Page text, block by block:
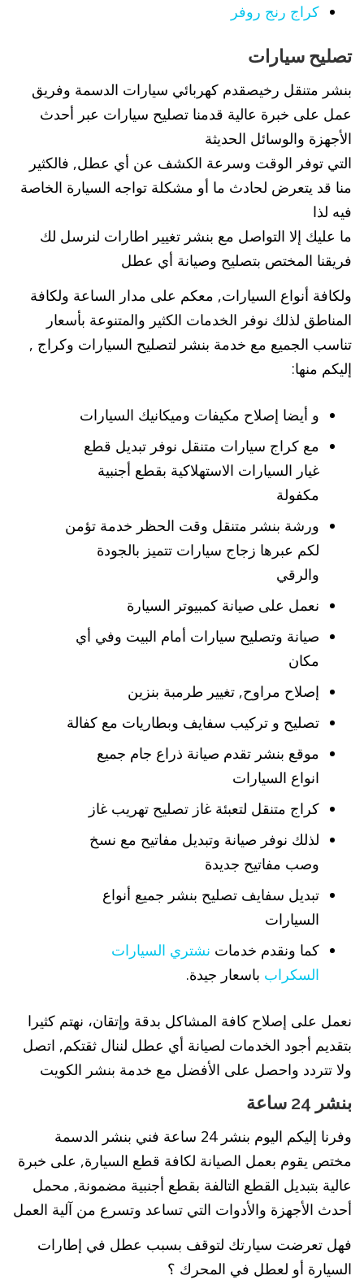
كراج رنج روفر
تصليح سيارات
بنشر متنقل رخيصقدم كهربائي سيارات الدسمة وفريق
عمل على خبرة عالية قدمنا تصليح سيارات عبر أحدث
الأجهزة والوسائل الحديثة
التي توفر الوقت وسرعة الكشف عن أي عطل, فالكثير
منا قد يتعرض لحادث ما أو مشكلة تواجه السيارة الخاصة
فيه لذا
ما عليك إلا التواصل مع بنشر تغيير اطارات لنرسل لك
فريقنا المختص بتصليح وصيانة أي عطل
ولكافة أنواع السيارات, معكم على مدار الساعة ولكافة
المناطق لذلك نوفر الخدمات الكثير والمتنوعة بأسعار
تناسب الجميع مع خدمة بنشر لتصليح السيارات وكراج ,
إليكم منها:
و أيضا إصلاح مكيفات وميكانيك السيارات
مع كراج سيارات متنقل نوفر تبديل قطع
غيار السيارات الاستهلاكية بقطع أجنبية
مكفولة
ورشة بنشر متنقل وقت الحظر خدمة تؤمن
لكم عبرها زجاج سيارات تتميز بالجودة
والرقي
نعمل على صيانة كمبيوتر السيارة
صيانة وتصليح سيارات أمام البيت وفي أي
مكان
إصلاح مراوح, تغيير طرمبة بنزين
تصليح و تركيب سفايف وبطاريات مع كفالة
موقع بنشر تقدم صيانة ذراع جام جميع
انواع السيارات
كراج متنقل لتعبئة غاز تصليح تهريب غاز
لذلك نوفر صيانة وتبديل مفاتيح مع نسخ
وصب مفاتيح جديدة
تبديل سفايف تصليح بنشر جميع أنواع
السيارات
كما ونقدم خدمات نشتري السيارات
السكراب باسعار جيدة.
نعمل على إصلاح كافة المشاكل بدقة وإتقان، نهتم كثيرا
بتقديم أجود الخدمات لصيانة أي عطل لننال ثقتكم, اتصل
ولا تتردد واحصل على الأفضل مع خدمة بنشر الكويت
بنشر 24 ساعة
وفرنا إليكم اليوم بنشر 24 ساعة فني بنشر الدسمة
مختص يقوم بعمل الصيانة لكافة قطع السيارة, على خبرة
عالية بتبديل القطع التالفة بقطع أجنبية مضمونة, محمل
أحدث الأجهزة والأدوات التي تساعد وتسرع من آلية العمل
فهل تعرضت سيارتك لتوقف بسبب عطل في إطارات
السيارة أو لعطل في المحرك ؟